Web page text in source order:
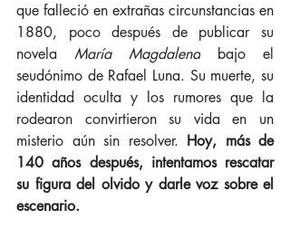
que falleció en extrañas circunstancias en
1880, poco después de publicar su
novela María Magdalena bajo el
seudónimo de Rafael Luna. Su muerte, su
identidad oculta y los rumores que la
rodearon convirtieron su vida en un
misterio aún sin resolver. Hoy, más de
140 años después, intentamos rescatar
su figura del olvido y darle voz sobre el
escenario.